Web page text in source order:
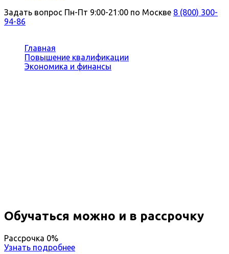
Задать вопрос Пн-Пт 9:00-21:00 по Москве 8 (800) 300-
94-86
Главная
Повышение квалификации
Экономика и финансы
Обучаться можно и в рассрочку
Рассрочка 0%
Узнать подробнее